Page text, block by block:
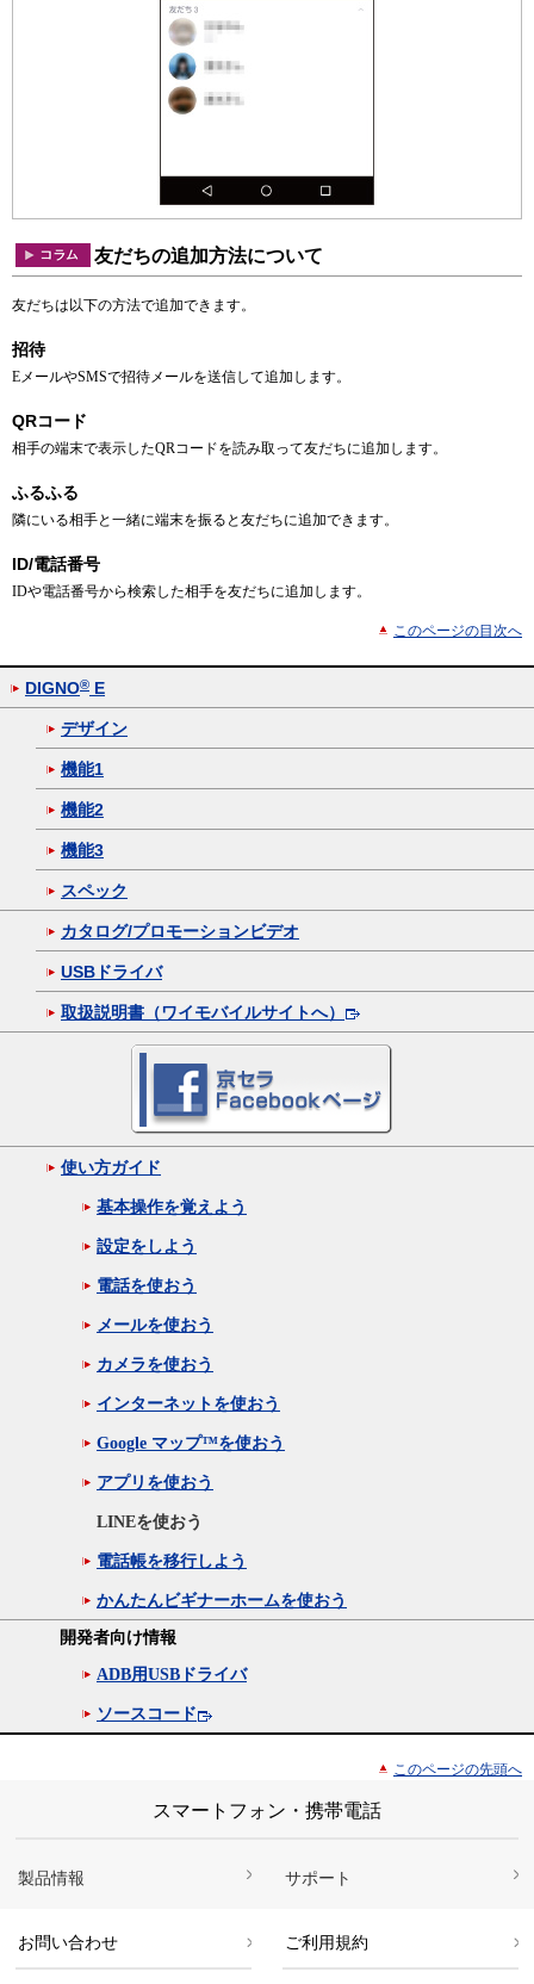
友だちの追加方法について
友だちは以下の方法で追加できます。
招待
EメールやSMSで招待メールを送信して追加します。
QRコード
相手の端末で表示したQRコードを読み取って友だちに追加します。
ふるふる
隣にいる相手と一緒に端末を振ると友だちに追加できます。
ID/電話番号
IDや電話番号から検索した相手を友だちに追加します。
このページの目次へ
DIGNO® E
デザイン
機能1
機能2
機能3
スペック
カタログ/プロモーションビデオ
USBドライバ
取扱説明書（ワイモバイルサイトへ）
使い方ガイド
基本操作を覚えよう
設定をしよう
電話を使おう
メールを使おう
カメラを使おう
インターネットを使おう
Google マップ™を使おう
アプリを使おう
LINEを使おう
電話帳を移行しよう
かんたんビギナーホームを使おう
開発者向け情報
ADB用USBドライバ
ソースコード
このページの先頭へ
スマートフォン・携帯電話
製品情報 サポート
お問い合わせ ご利用規約